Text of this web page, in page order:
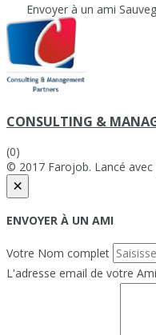
Envoyer à un ami
CONSULTING &
(0)
© 2017 Farojob. Lancé avec
×
ENVOYER À UN AMI
Votre Nom complet
L'adresse email de votre Ami